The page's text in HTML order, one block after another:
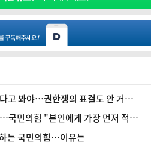
고 봐야…권한쟁의 표결도 안 거쳐
620]
국민의힘 "본인에게 가장 먼저 적용
는 국민의힘…이유는